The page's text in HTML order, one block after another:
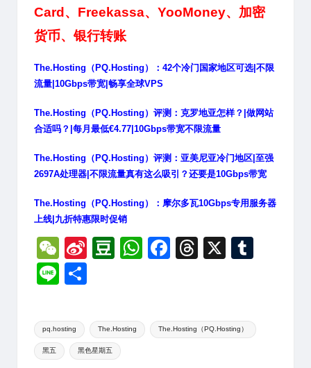
Card、Freekassa、YooMoney、加密
货币、银行转账
The.Hosting（PQ.Hosting）：42个冷门国家地区可选|不限
流量|10Gbps带宽|畅享全球VPS
The.Hosting（PQ.Hosting）评测：克罗地亚怎样？|做网站
合适吗？|每月最低€4.77|10Gbps带宽不限流量
The.Hosting（PQ.Hosting）评测：亚美尼亚冷门地区|至强
2697A处理器|不限流量真有这么吸引？还要是10Gbps带宽
The.Hosting（PQ.Hosting）：摩尔多瓦10Gbps专用服务器
上线|九折特惠限时促销
W
e
C
h
at
Si
W
ei
b
D
b
a
n
W
A
F
e
b
T
a
d
X
r
Li
e
Tags:
pq.hosting The.Hosting The.Hosting（PQ.Hosting）
黑五 黑色星期五